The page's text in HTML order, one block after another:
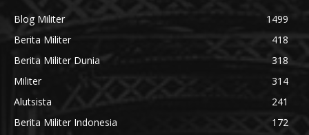
Blog Militer
1499
Berita Militer
418
Berita Militer Dunia
318
Militer
314
Alutsista
241
Berita Militer Indonesia
172